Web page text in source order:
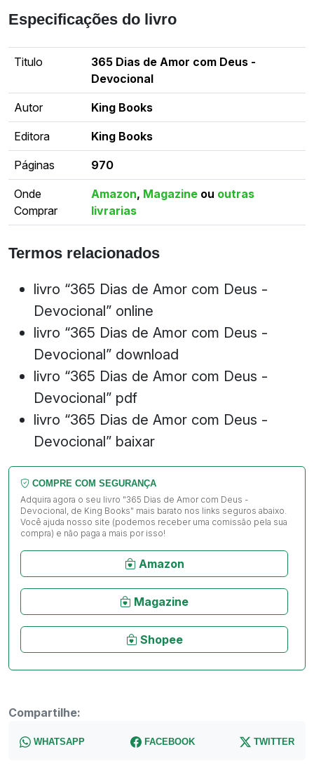
Especificações do livro
Titulo
365 Dias de Amor com Deus -
Devocional
Autor King Books
Editora King Books
Páginas 970
Onde
Comprar
Amazon, Magazine ou outras
livrarias
Termos relacionados
livro “365 Dias de Amor com Deus -
Devocional” online
livro “365 Dias de Amor com Deus -
Devocional” download
livro “365 Dias de Amor com Deus -
Devocional” pdf
livro “365 Dias de Amor com Deus -
Devocional” baixar
COMPRE COM SEGURANÇA
Adquira agora o seu livro "365 Dias de Amor com Deus -
Devocional, de King Books" mais barato nos links seguros abaixo.
Você ajuda nosso site (podemos receber uma comissão pela sua
compra) e não paga a mais por isso!
Amazon
Magazine
Shopee
Compartilhe:
WHATSAPP FACEBOOK TWITTER